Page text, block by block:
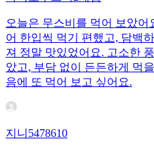
오늘은 무스비를 먹어 보았어
어 한입씩 먹기 편했고, 담백
져 정말 맛있었어요. 고소한
았고, 부담 없이 든든하게 먹
음에 또 먹어 보고 싶어요.
지니5478610